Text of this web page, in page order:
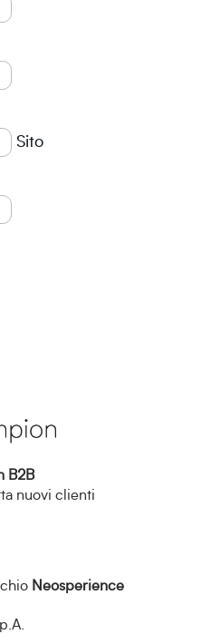
Sito
B2B
nuovi clienti
Neosperience